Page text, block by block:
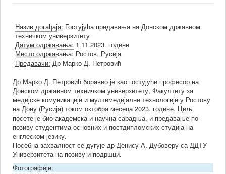
Сарадња
Новости
Библиотека
Контакт
Назив догађаја: Гостујућа предавања на Донском државном
техничком универзитету
Датум одржавања: 1.11.2023. године
Место одржавања: Ростов, Русија
Предавачи: Др Марко Д. Петровић
Др Марко Д. Петровић боравио је као гостујући професор на
Донском државном техничком универзитету, Факултету за
медијске комуникације и мултимедијалне технологије у Ростову
на Дону (Русија) током октобра месеца 2023. године. Циљ
посете је био академска и научна сарадња, и предавање по
позиву студентима основних и постдипломских студија на
енглеском језику.
Посебна захвалност се дугује др Денису А. Дубоверу са ДДТУ
Универзитета на позиву и подршци.
Фотографије: